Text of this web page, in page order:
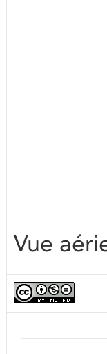
Vue